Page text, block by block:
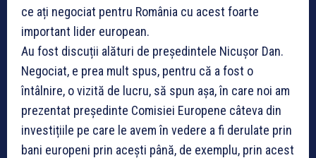
ce ați negociat pentru România cu acest foarte
important lider european.
Au fost discuții alături de președintele Nicușor Dan.
Negociat, e prea mult spus, pentru că a fost o
întâlnire, o vizită de lucru, să spun așa, în care noi am
prezentat președinte Comisiei Europene câteva din
investițiile pe care le avem în vedere a fi derulate prin
bani europeni prin acești până, de exemplu, prin acest